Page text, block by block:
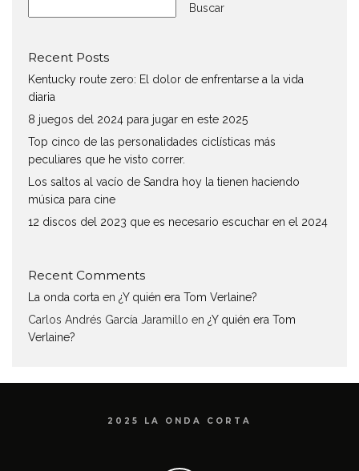
Buscar
Recent Posts
Kentucky route zero: El dolor de enfrentarse a la vida
diaria
8 juegos del 2024 para jugar en este 2025
Top cinco de las personalidades ciclísticas más
peculiares que he visto correr.
Los saltos al vacío de Sandra hoy la tienen haciendo
música para cine
12 discos del 2023 que es necesario escuchar en el 2024
Recent Comments
La onda corta en ¿Y quién era Tom Verlaine?
Carlos Andrés García Jaramillo en ¿Y quién era Tom
Verlaine?
2025 LA ONDA CORTA